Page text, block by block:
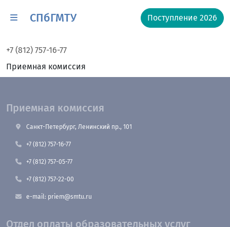
СПбГМТУ Поступление 2026
+7 (812) 757-16-77
Приемная комиссия
Приемная комиссия
Санкт-Петербург, Ленинский пр., 101
+7 (812) 757-16-77
+7 (812) 757-05-77
+7 (812) 757-22-00
e-mail: priem@smtu.ru
Отдел оплаты образовательных услуг